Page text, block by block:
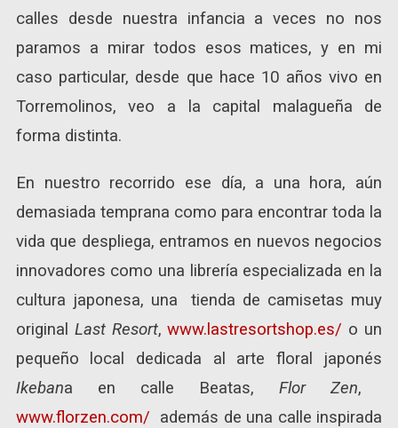
calles desde nuestra infancia a veces no nos
paramos a mirar todos esos matices, y en mi
caso particular, desde que hace 10 años vivo en
Torremolinos, veo a la capital malagueña de
forma distinta.
En nuestro recorrido ese día, a una hora, aún
demasiada temprana como para encontrar toda la
vida que despliega, entramos en nuevos negocios
innovadores como una librería especializada en la
cultura japonesa, una tienda de camisetas muy
original Last Resort, www.lastresortshop.es/ o un
pequeño local dedicada al arte floral japonés
Ikebana en calle Beatas,Flor Zen,
www.florzen.com/ además de una calle inspirada